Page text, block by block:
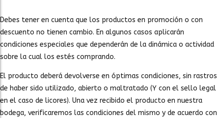
Debes tener en cuenta que los productos en promoción o con
descuento no tienen cambio. En algunos casos aplicarán
condiciones especiales que dependerán de la dinámica o actividad
sobre la cual los estés comprando.
El producto deberá devolverse en óptimas condiciones, sin rastros
de haber sido utilizado, abierto o maltratado (Y con el sello legal
en el caso de licores). Una vez recibido el producto en nuestra
bodega, verificaremos las condiciones del mismo y de acuerdo con